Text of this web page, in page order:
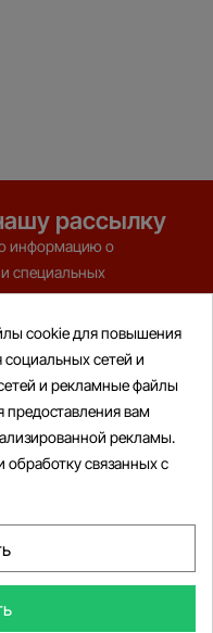
рассылку
информацию о
специальных

cookie для повышения
социальных сетей и
и рекламные файлы
предоставления вам
рекламы.
связанных с